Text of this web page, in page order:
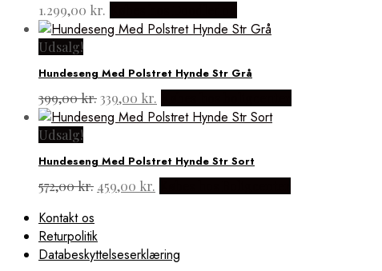
1.299,00 kr.
Udsalg!
Hundeseng Med Polstret Hynde Str Grå
399,00kr.Den
oprindelige
399,00 kr..
339,00 kr.
aktuelle
339,00 kr..
Udsalg!
Hundeseng Med Polstret Hynde Str Sort
572,00kr. Den
var:
572,00 kr..
459,00 kr.
459,00 kr..
Kontakt os
Returpolitik
Databeskyttelseserklæring